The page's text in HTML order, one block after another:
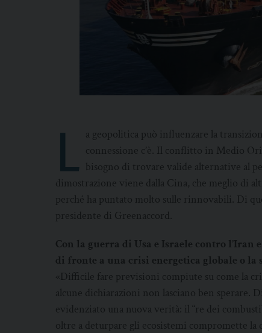
L a geopolitica può influenzare la
connessione c’è. Il conflitto in Medio
bisogno di trovare valide alternative al
dimostrazione viene dalla Cina, che meglio di
perché ha puntato molto sulle rinnovabili. Di
presidente di Greenaccord.
Con la guerra di Usa e Israele contro
di fronte a una crisi energetica globale o la
«Difficile fare previsioni compiute su come la
alcune dichiarazioni non lasciano ben sperare.
evidenziato una nuova verità: il “re dei
oltre a deturpare gli ecosistemi compromette la